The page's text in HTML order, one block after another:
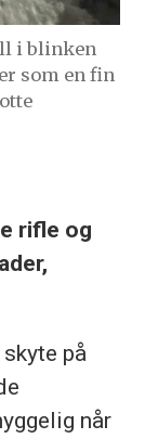
i blinken
som en fin
rifle og
på
når